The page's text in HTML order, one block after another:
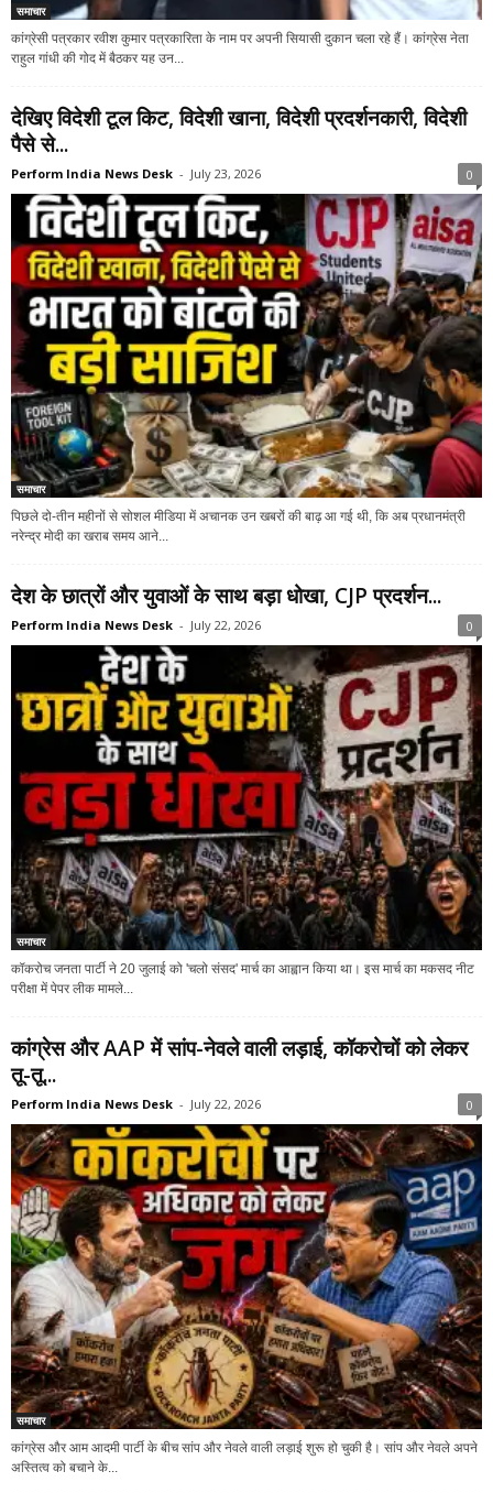
समाचार
कांग्रेसी पत्रकार रवीश कुमार पत्रकारिता के नाम पर अपनी सियासी दुकान चला रहे हैं। कांग्रेस नेता
राहुल गांधी की गोद में बैठकर यह उन...
देखिए विदेशी टूल किट, विदेशी खाना, विदेशी प्रदर्शनकारी, विदेशी
पैसे से...
Perform India News Desk - July 23, 2026 0
समाचार
पिछले दो-तीन महीनों से सोशल मीडिया में अचानक उन खबरों की बाढ़ आ गई थी, कि अब प्रधानमंत्री
नरेन्द्र मोदी का खराब समय आने...
देश के छात्रों और युवाओं के साथ बड़ा धोखा, CJP प्रदर्शन...
Perform India News Desk - July 22, 2026 0
समाचार
कॉकरोच जनता पार्टी ने 20 जुलाई को 'चलो संसद' मार्च का आह्वान किया था। इस मार्च का मकसद नीट
परीक्षा में पेपर लीक मामले...
कांग्रेस और AAP में सांप-नेवले वाली लड़ाई, कॉकरोचों को लेकर
तू-तू...
Perform India News Desk - July 22, 2026 0
समाचार
कांग्रेस और आम आदमी पार्टी के बीच सांप और नेवले वाली लड़ाई शुरू हो चुकी है। सांप और नेवले अपने
अस्तित्व को बचाने के...